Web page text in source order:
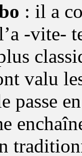
: il a
-vite-
valu
passe